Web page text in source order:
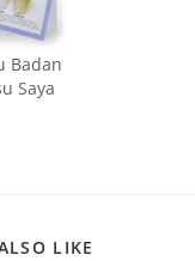
Badan
Saya
LIKE